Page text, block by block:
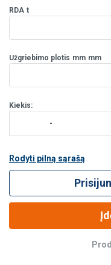
RDA t
Užgriebimo plotis mm mm
Kiekis:
Rodyti pilną sąrašą